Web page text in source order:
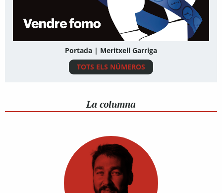
Portada | Meritxell Garriga
TOTS ELS NÚMEROS
La columna